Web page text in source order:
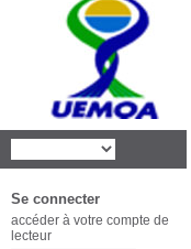
Se connecter
accéder à votre compte de
lecteur